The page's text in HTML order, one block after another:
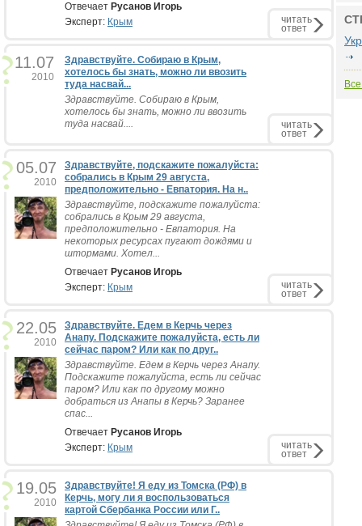
Отвечает Русанов Игорь
Эксперт: Крым читать
ответ
11.07
2010
Здравствуйте. Собираю в Крым,
хотелось бы знать, можно ли ввозить
туда насвай...
Здравствуйте. Собираю в Крым,
хотелось бы знать, можно ли ввозить
туда насвай....
читать
ответ
05.07
2010
Здравствуйте, подскажите пожалуйста:
собрались в Крым 29 августа,
предположительно - Евпатория. На н..
Здравствуйте, подскажите пожалуйста:
собрались в Крым 29 августа,
предположительно - Евпатория. На
некоторых ресурсах пугают дождями и
штормами. Хотел...
Отвечает Русанов Игорь
Эксперт: Крым читать
ответ
22.05
2010
Здравствуйте. Едем в Керчь через
Анапу. Подскажите пожалуйста, есть ли
сейчас паром? Или как по друг..
Здравствуйте. Едем в Керчь через Анапу.
Подскажите пожалуйста, есть ли сейчас
паром? Или как по другому можно
добраться из Анапы в Керчь? Заранее
спас...
Отвечает Русанов Игорь
Эксперт: Крым читать
ответ
19.05
2010
Здравствуйте! Я еду из Томска (РФ) в
Керчь, могу ли я воспользоваться
картой Сбербанка России или Г..